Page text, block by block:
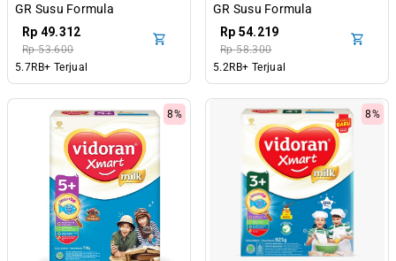
GR Susu Formula
Pertumbuhan Anak 5-12
Tahun
Rp 49.312
Rp 53.600
5.7RB+ Terjual
GR Susu Formula
Pertumbuhan Anak 1-3
Tahun
Rp 54.219
Rp 58.300
5.2RB+ Terjual
8% 8%